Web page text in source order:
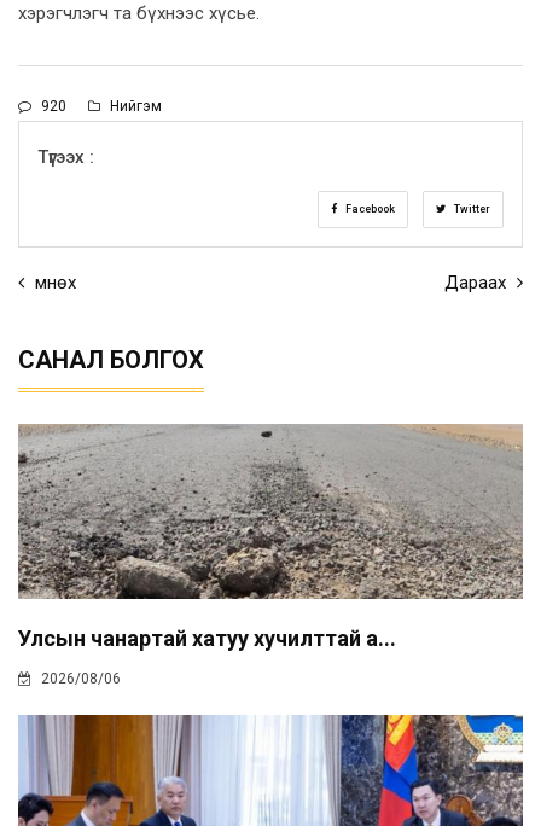
хэрэгчлэгч та бүхнээс хүсье.
920 Нийгэм
Түгээх :
Facebook Twitter
Өмнөх Дараах
САНАЛ БОЛГОХ
Улсын чанартай хатуу хучилттай а...
2026/08/06